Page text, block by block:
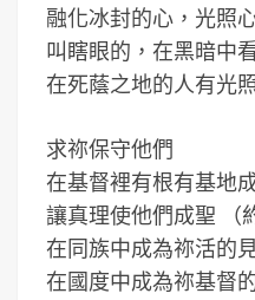
融化冰封的心，光照
叫瞎眼的，在黑暗中
在死蔭之地的人有光
求祢保守他們
在基督裡有根有基地成
讓真理使他們成聖 （約
在同族中成為祢活的
在國度中成為祢基督